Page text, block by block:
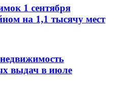
1 сентября
на 1,1 тысячу мест
выдач в июле